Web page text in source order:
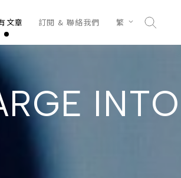
文章 訂閱 & 聯絡我們 繁
INTO